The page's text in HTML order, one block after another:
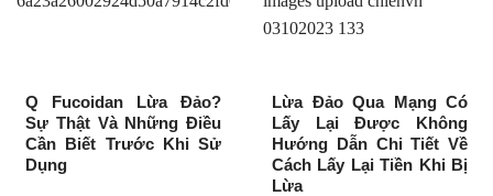
Q Fucoidan Lừa Đảo?
Sự Thật Và Những Điều
Cần Biết Trước Khi Sử
Dụng
Lừa Đảo Qua Mạng Có
Lấy Lại Được Không
Hướng Dẫn Chi Tiết Về
Cách Lấy Lại Tiền Khi Bị
Lừa